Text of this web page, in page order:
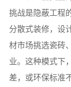
挑战是隐蔽工程
分散式装修，设
材市场挑选瓷砖
业。这种模式下
差，或环保标准